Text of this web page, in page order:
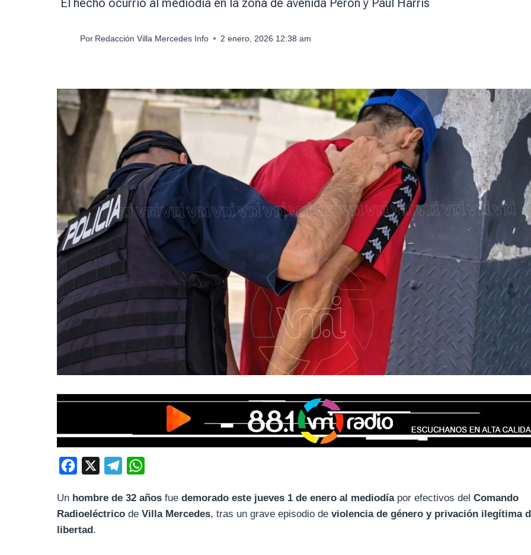
El hecho ocurrió al mediodía en la zona de avenida Perón y Paul Harris
Por Redacción Villa Mercedes Info 2 enero, 2026 12:38 am
c
e
b
l
e
a
t
Un hombre de 32 años fuedemorado este jueves 1 de enero al mediodíapor efectivos delComando
Radioeléctrico deVilla Mercedes, tras un grave episodio deviolencia de género y privación ilegítima
libertad .